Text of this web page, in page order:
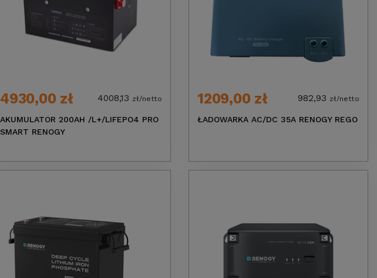
4930,00 zł 4008,13 zł/netto
AKUMULATOR 200AH /L+/LIFEPO4 PRO
SMART RENOGY
1209,00 zł 982,93 zł/netto
ŁADOWARKA AC/DC 35A RENOGY REGO